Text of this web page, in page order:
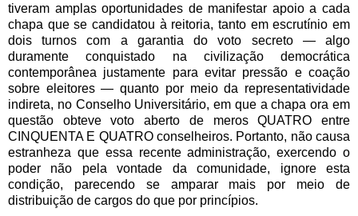
tiveram amplas oportunidades de manifestar apoio a cada
chapa que se candidatou à reitoria, tanto em escrutínio em
dois turnos com a garantia do voto secreto — algo
duramente conquistado na civilização democrática
contemporânea justamente para evitar pressão e coação
sobre eleitores — quanto por meio da representatividade
indireta, no Conselho Universitário, em que a chapa ora em
questão obteve voto aberto de meros QUATRO entre
CINQUENTA E QUATRO conselheiros. Portanto, não causa
estranheza que essa recente administração, exercendo o
poder não pela vontade da comunidade, ignore esta
condição, parecendo se amparar mais por meio de
distribuição de cargos do que por princípios.